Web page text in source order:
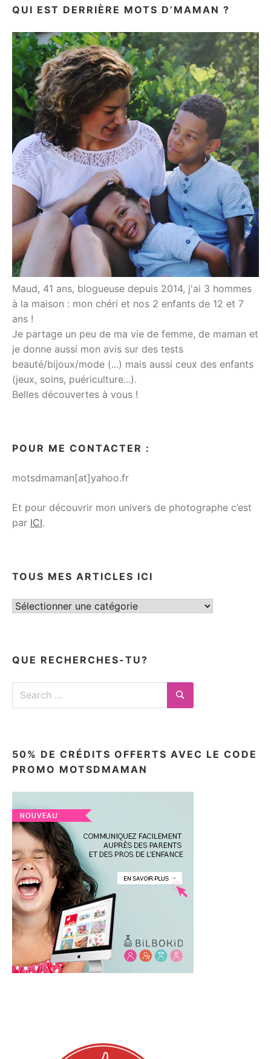
QUI EST DERRIÈRE MOTS D’MAMAN ?
Maud, 41 ans, blogueuse depuis 2014, j'ai 3 hommes
à la maison : mon chéri et nos 2 enfants de 12 et 7
ans !
Je partage un peu de ma vie de femme, de maman et
je donne aussi mon avis sur des tests
beauté/bijoux/mode (...) mais aussi ceux des enfants
(jeux, soins, puériculture...).
Belles découvertes à vous !
POUR ME CONTACTER :
motsdmaman[at]yahoo.fr
Et pour découvrir mon univers de photographe c’est
par ICI.
TOUS MES ARTICLES ICI
Tous
QUE RECHERCHES-TU?
Search
Search
50% DE CRÉDITS OFFERTS AVEC LE CODE
PROMO MOTSDMAMAN